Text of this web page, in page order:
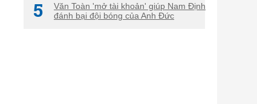
5
Văn Toàn 'mở tài khoản' giúp Nam Định
đánh bại đội bóng của Anh Đức